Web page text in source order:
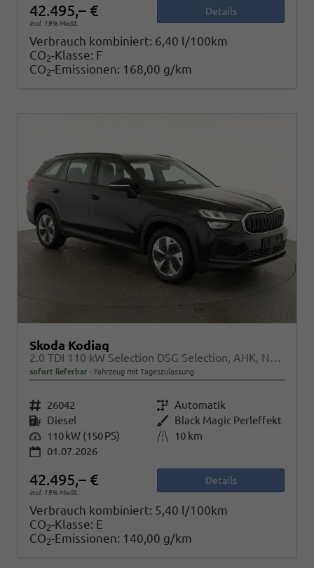
42.495,– €
incl. 19% MwSt.
Details
Verbrauch kombiniert: 6,40 l/100km
CO2-Klasse: F
CO2-Emissionen: 168,00 g/km
Skoda Kodiaq
2.0 TDI 110 kW Selection DSG Selection, AHK, Navi, Side, Kamera, Winter, 4 J.-Garantie
sofort lieferbar Fahrzeug mit Tageszulassung
Fahrzeugnr. 26042 Getriebe Automatik
Kraftstoff Diesel Außenfarbe Black Magic Perleffekt
Leistung 110 kW (150 PS) Kilometerstand
10 km
01.07.2026
42.495,– €
incl. 19% MwSt.
Details
Verbrauch kombiniert: 5,40 l/100km
CO2-Klasse: E
CO2-Emissionen: 140,00 g/km